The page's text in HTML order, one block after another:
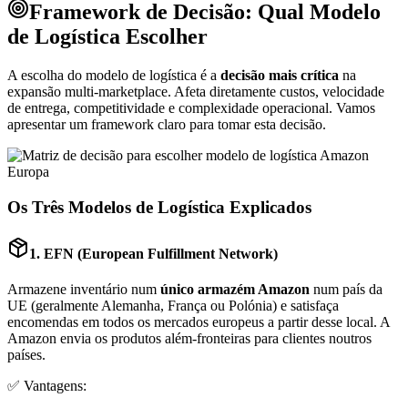
Framework de Decisão: Qual Modelo
de Logística Escolher
A escolha do modelo de logística é a decisão mais crítica na
expansão multi-marketplace. Afeta diretamente custos, velocidade
de entrega, competitividade e complexidade operacional. Vamos
apresentar um framework claro para tomar esta decisão.
Os Três Modelos de Logística Explicados
1. EFN (European Fulfillment Network)
Armazene inventário num único armazém Amazon num país da
UE (geralmente Alemanha, França ou Polónia) e satisfaça
encomendas em todos os mercados europeus a partir desse local. A
Amazon envia os produtos além-fronteiras para clientes noutros
países.
✅ Vantagens: